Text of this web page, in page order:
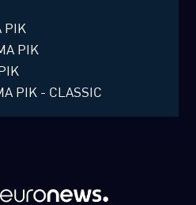
ΡΙΚ
ΡΙΚ - CLASSIC